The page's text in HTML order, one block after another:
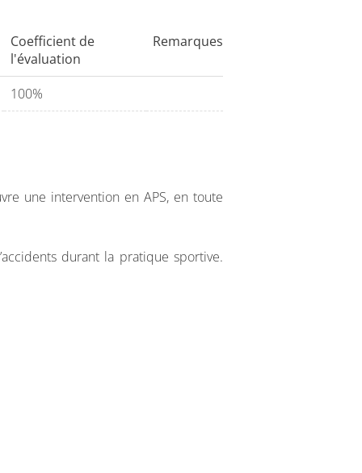
(10 vidéos):
Coefficient de
l'évaluation
Remarques
100%
une intervention en APS, en toute
durant la pratique sportive.